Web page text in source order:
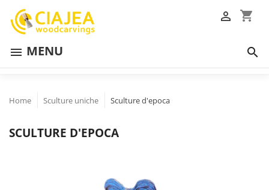
shopping_cart

 MENU 
Home Sculture uniche Sculture d'epoca
SCULTURE D'EPOCA